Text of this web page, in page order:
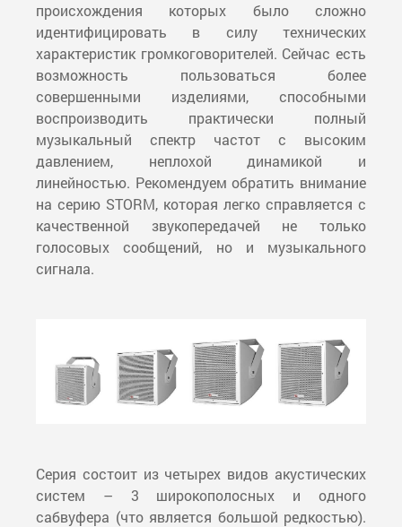
происхождения которых было сложно
идентифицировать в силу технических
характеристик громкоговорителей. Сейчас есть
возможность пользоваться более
совершенными изделиями, способными
воспроизводить практически полный
музыкальный спектр частот с высоким
давлением, неплохой динамикой и
линейностью. Рекомендуем обратить внимание
на серию STORM, которая легко справляется с
качественной звукопередачей не только
голосовых сообщений, но и музыкального
сигнала.
Серия состоит из четырех видов акустических
систем – 3 широкополосных и одного
сабвуфера (что является большой редкостью).